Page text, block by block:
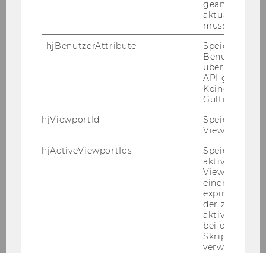
gi­sche Wei­ter­ent­wick­lung der Web­sei­te
CRM: Ver­ant­wort­lich für Di­rect Mai­lings,
Marketing-​Reportings und Er­folgs­ana­ly­se
Mit­ar­beit bei So­cial Media Ak­ti­vi­tä­ten
Schnitt­stel­le zu Gra­fi­ker/inne/n und Agen­tu­ren
für On­line Mar­ke­ting Ak­ti­vi­tä­ten (Ban­ner,
Online-​Portale, Goog­le Ad­words, SEO, So­cial
Un­ter­stüt­zung bei gra­phi­schen Ar­bei­ten
(Adobe in­De­sign, Adobe Pho­to­shop, Adobe Il­
lus­tra­tor)
Ab­lei­tung von Ver­bes­se­rungs­maß­nah­men und
lau­fen­de Op­ti­mie­rung der be­treu­ten The­men­
Er­for­der­li­che Kennt­nis­se und Qua­li­fi­ka­tio­nen:
Universitäts-​/FH-​Abschluss (Mar­ke­ting­spe­zia­li­
geändert hat
aktualisiert
muss.
_hjBenutzerAttribute
Speichert
über die
API gesendet
Keine
hjViewportId
Speichert
Viewport-
hjActiveViewportIds
Speichert die
aktiven
Viewports.
einen
der zur
aktiver
bei der
verwendet